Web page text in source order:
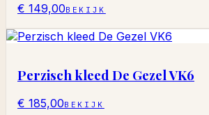
€ 149,00BEKIJK
Perzisch kleed De Gezel VK6
€ 185,00BEKIJK